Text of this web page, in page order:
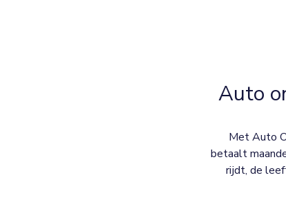
Auto
Met Auto
betaalt
rijdt, de